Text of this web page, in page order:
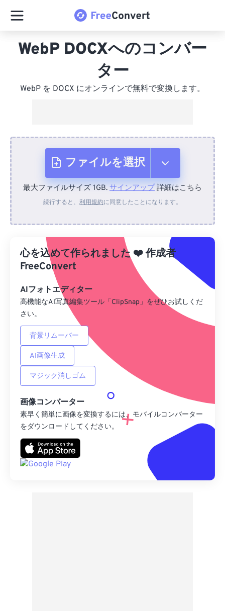
WebP DOCXへのコンバー
ター
WebP を DOCX にオンラインで無料で変換します。
ファイルを選択
デバイスから
Googleドライブから
OneDriveから
URLから
最大ファイルサイズ 1GB. サインアップ詳細はこちら
続行すると、 利用規約に同意したことになります。
心を込めて作られました ❤️作成者
FreeConvert
AIフォトエディター
高機能なAI写真編集ツール「ClipSnap」をぜひお試しくだ
さい。
背景リムーバー
AI画像生成
マジック消しゴム
画像コンバーター
素早く簡単に画像を変換するには、モバイルコンバーター
をダウンロードしてください。